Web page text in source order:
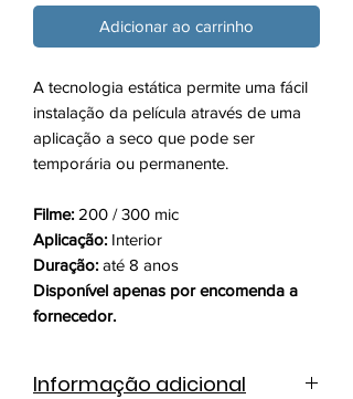
Adicionar ao carrinho
A tecnologia estática permite uma fácil
instalação da película através de uma
aplicação a seco que pode ser
temporária ou permanente.
Filme: 200 / 300 mic
Aplicação: Interior
Duração: até 8 anos
Disponível apenas por encomenda a
fornecedor.
Informação adicional